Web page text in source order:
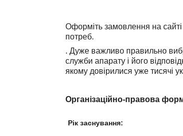
Оформіть замовлення на
потреб.
. Дуже важливо правильно
служби апарату і його
якому довірилися уже тисячі
Організаційно-правова
Рік заснування: